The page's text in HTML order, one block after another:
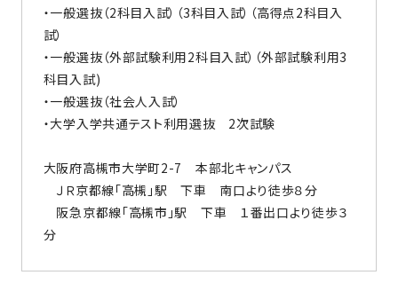
・一般選抜（2科目入試）（3科目入試）（高得点2科目入
試）
・一般選抜（外部試験利用2科目入試）（外部試験利用3
科目入試)
・一般選抜（社会人入試）
・大学入学共通テスト利用選抜 2次試験
大阪府高槻市大学町2-7 本部北キャンパス
ＪＲ京都線「高槻」駅 下車 南口より徒歩８分
阪急京都線「高槻市」駅 下車 １番出口より徒歩３
分